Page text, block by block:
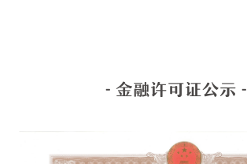
- 金融许可证公示 -